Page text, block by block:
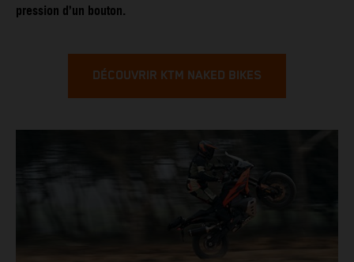
pression d’un bouton.
DÉCOUVRIR KTM NAKED BIKES